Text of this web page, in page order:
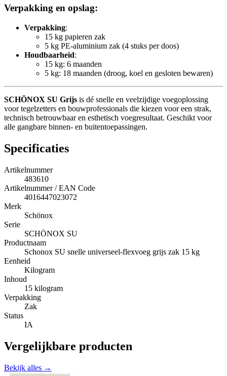
Verpakking en opslag:
Verpakking:
15 kg papieren zak
5 kg PE-aluminium zak (4 stuks per doos)
Houdbaarheid:
15 kg: 6 maanden
5 kg: 18 maanden (droog, koel en gesloten bewaren)
SCHÖNOX SU Grijs is dé snelle en veelzijdige voegoplossing
voor tegelzetters en bouwprofessionals die kiezen voor een strak,
technisch betrouwbaar en esthetisch voegresultaat. Geschikt voor
alle gangbare binnen- en buitentoepassingen.
Specificaties
Artikelnummer
483610
Artikelnummer / EAN Code
4016447023072
Merk
Schönox
Serie
SCHÖNOX SU
Productnaam
Schonox SU snelle universeel-flexvoeg grijs zak 15 kg
Eenheid
Kilogram
Inhoud
15 kilogram
Verpakking
Zak
Status
IA
Vergelijkbare producten
Bekijk alles →